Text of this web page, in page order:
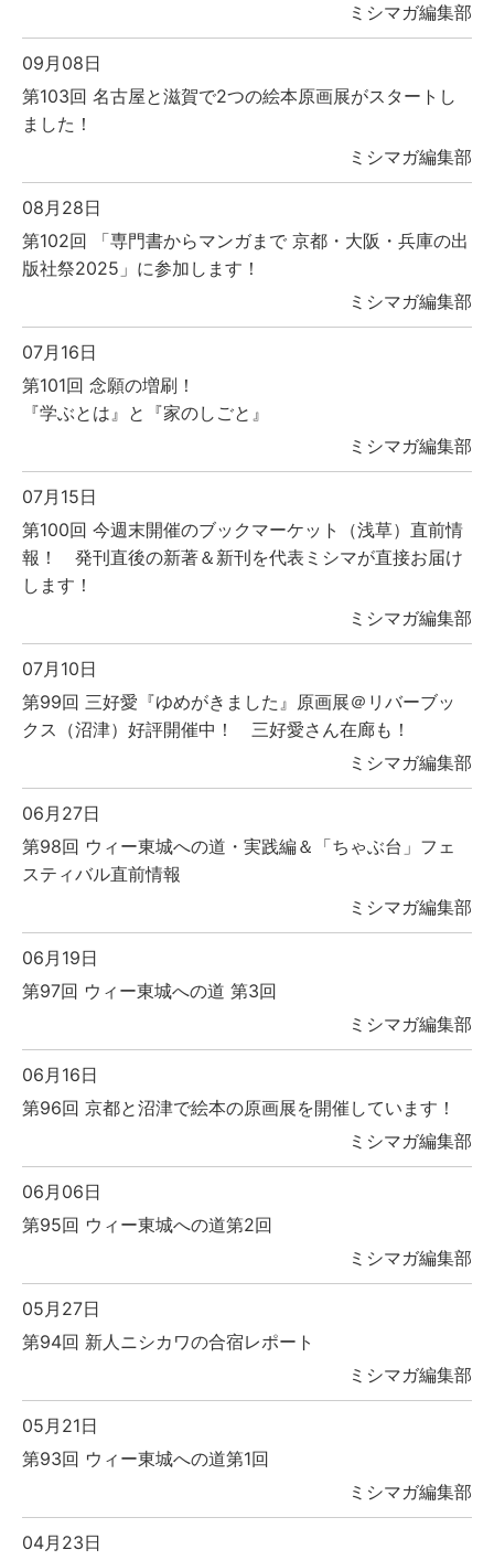
ミシマガ編集部
09月08日
第103回 名古屋と滋賀で2つの絵本原画展がスタートし
ました！
ミシマガ編集部
08月28日
第102回 「専門書からマンガまで 京都・大阪・兵庫の出
版社祭2025」に参加します！
ミシマガ編集部
07月16日
第101回 念願の増刷！
『学ぶとは』と『家のしごと』
ミシマガ編集部
07月15日
第100回 今週末開催のブックマーケット（浅草）直前情
報！ 発刊直後の新著＆新刊を代表ミシマが直接お届け
します！
ミシマガ編集部
07月10日
第99回 三好愛『ゆめがきました』原画展＠リバーブッ
クス（沼津）好評開催中！ 三好愛さん在廊も！
ミシマガ編集部
06月27日
第98回 ウィー東城への道・実践編＆「ちゃぶ台」フェ
スティバル直前情報
ミシマガ編集部
06月19日
第97回 ウィー東城への道 第3回
ミシマガ編集部
06月16日
第96回 京都と沼津で絵本の原画展を開催しています！
ミシマガ編集部
06月06日
第95回 ウィー東城への道第2回
ミシマガ編集部
05月27日
第94回 新人ニシカワの合宿レポート
ミシマガ編集部
05月21日
第93回 ウィー東城への道第1回
ミシマガ編集部
04月23日